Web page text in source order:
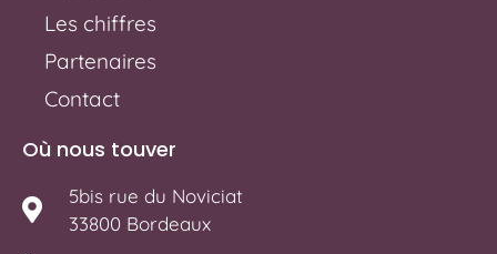
Les chiffres
Partenaires
Contact
Où nous touver
5bis rue du Noviciat
33800 Bordeaux